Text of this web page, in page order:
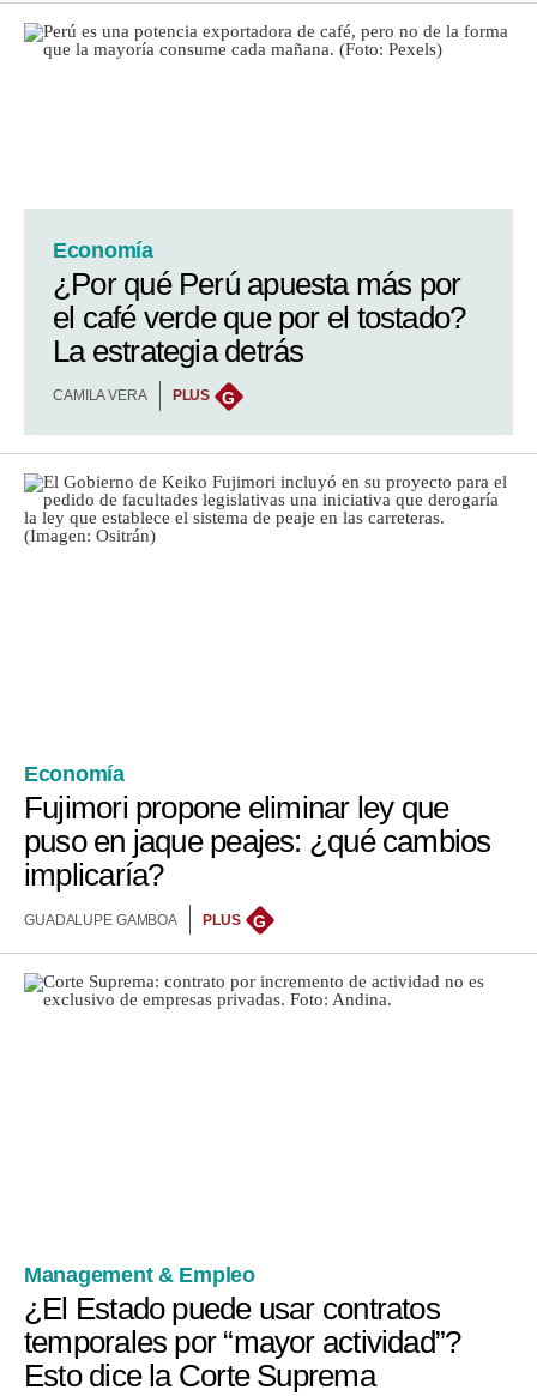
Economía
¿Por qué Perú apuesta más por
el café verde que por el tostado?
La estrategia detrás
CAMILA VERA PLUS G
Economía
Fujimori propone eliminar ley que
puso en jaque peajes: ¿qué cambios
implicaría?
GUADALUPE GAMBOA PLUS G
Management & Empleo
¿El Estado puede usar contratos
temporales por “mayor actividad”?
Esto dice la Corte Suprema